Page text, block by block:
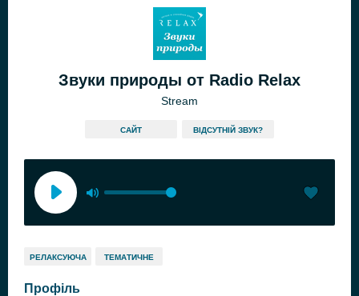
Звуки природы от Radio Relax
Stream
САЙТ ВІДСУТНІЙ ЗВУК?
РЕЛАКСУЮЧА ТЕМАТИЧНЕ
Профіль